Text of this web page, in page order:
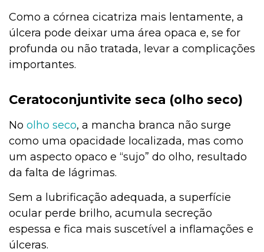
Como a córnea cicatriza mais lentamente, a
úlcera pode deixar uma área opaca e, se for
profunda ou não tratada, levar a complicações
importantes.
Ceratoconjuntivite seca (olho seco)
No olho seco, a mancha branca não surge
como uma opacidade localizada, mas como
um aspecto opaco e “sujo” do olho, resultado
da falta de lágrimas.
Sem a lubrificação adequada, a superfície
ocular perde brilho, acumula secreção
espessa e fica mais suscetível a inflamações e
úlceras.